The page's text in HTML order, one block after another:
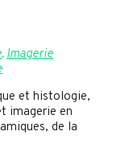
, Imagerie
et histologie,
imagerie en
de la